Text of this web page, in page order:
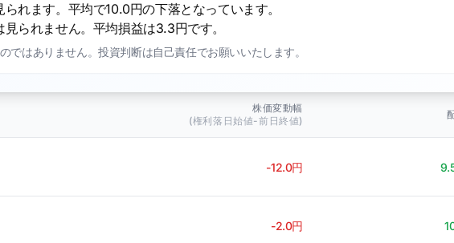
れます。平均で10.0円の下落となっています。
られません。平均損益は3.3円です。
はありません。投資判断は自己責任でお願いいたします。
株価変動幅
(権利落日始値-前日終値)
-12.0円
-2.0円